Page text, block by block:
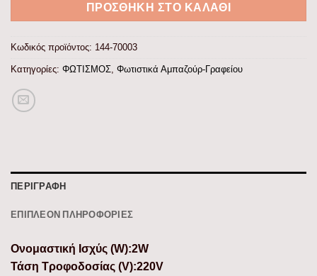
ΠΡΟΣΘΉΚΗ ΣΤΟ ΚΑΛΆΘΙ
Κωδικός προϊόντος: 144-70003
Κατηγορίες: ΦΩΤΙΣΜΟΣ Φωτιστικά Αμπαζούρ-Γραφείου
ΠΕΡΙΓΡΑΦΉ
ΕΠΙΠΛΈΟΝ ΠΛΗΡΟΦΟΡΊΕΣ
Ονομαστική Ισχύς (W):2W
Τάση Τροφοδοσίας (V):220V